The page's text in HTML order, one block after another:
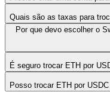
Quais são as taxas para
Por que devo escolher o
É seguro trocar ETH por
Posso trocar ETH por